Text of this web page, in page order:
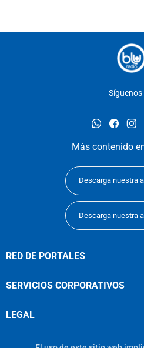
Síguenos
whatsapp
Más contenido
Descarga nuestra
Descarga nuestra
RED DE PORTALES
SERVICIOS CORPORATIVOS
LEGAL